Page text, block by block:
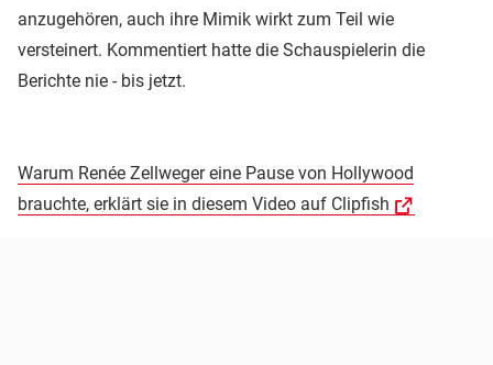
anzugehören, auch ihre Mimik wirkt zum Teil wie
versteinert. Kommentiert hatte die Schauspielerin die
Berichte nie - bis jetzt.
Warum Renée Zellweger eine Pause von Hollywood
brauchte, erklärt sie in diesem Video auf Clipfish